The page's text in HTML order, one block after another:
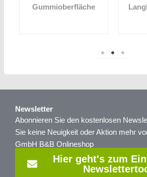
Gummioberfläche
Newsletter
Abonnieren Sie den kostenlosen
Sie keine Neuigkeit oder Aktion mehr
GmbH B&B Onlineshop
Hier geht's zum